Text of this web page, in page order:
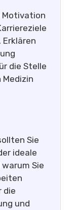
Motivation
Erklären
die Stelle
Sie
ideale
Sie
die
und